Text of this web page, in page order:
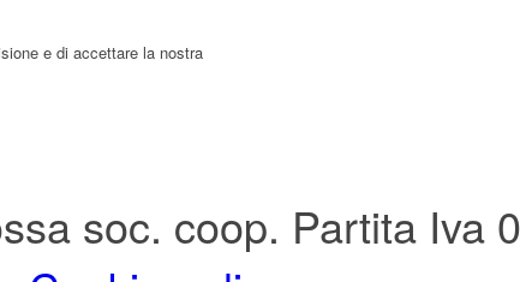
e di accettare la nostra
soc. coop. Partita Iva